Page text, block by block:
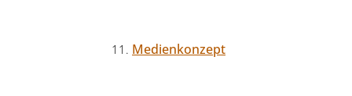
Medienkonzept